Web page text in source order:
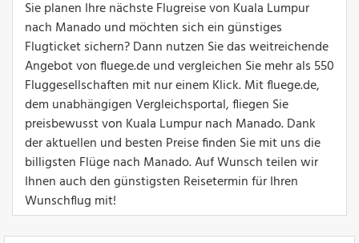
Sie planen Ihre nächste Flugreise von Kuala Lumpur
nach Manado und möchten sich ein günstiges
Flugticket sichern? Dann nutzen Sie das weitreichende
Angebot von fluege.de und vergleichen Sie mehr als 550
Fluggesellschaften mit nur einem Klick. Mit fluege.de,
dem unabhängigen Vergleichsportal, fliegen Sie
preisbewusst von Kuala Lumpur nach Manado. Dank
der aktuellen und besten Preise finden Sie mit uns die
billigsten Flüge nach Manado. Auf Wunsch teilen wir
Ihnen auch den günstigsten Reisetermin für Ihren
Wunschflug mit!